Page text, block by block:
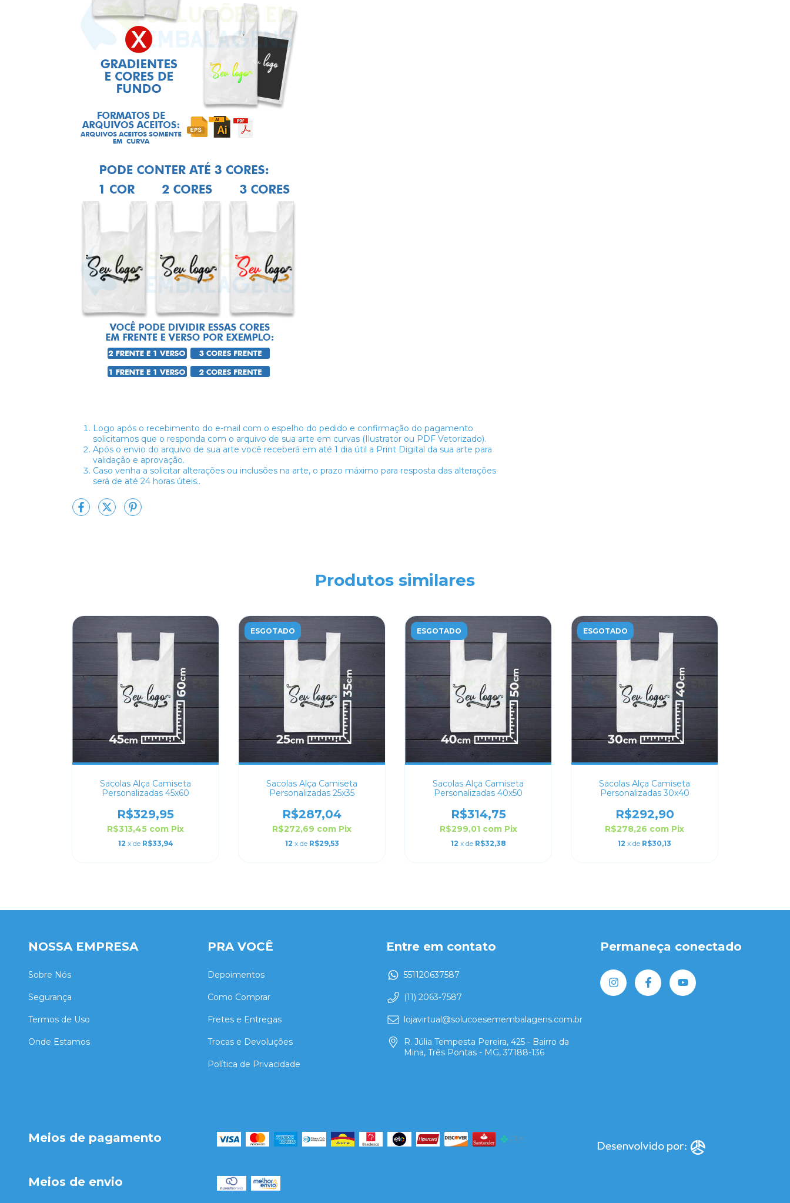
Logo após o recebimento do e-mail com o espelho do pedido e confirmação do pagamento
solicitamos que o responda com o arquivo de sua arte em curvas (Ilustrator ou PDF Vetorizado).
Após o envio do arquivo de sua arte você receberá em até 1 dia útil a Print Digital da sua arte para
validação e aprovação.
Caso venha a solicitar alterações ou inclusões na arte, o prazo máximo para resposta das alterações
será de até 24 horas úteis..
Produtos similares
Sacolas Alça Camiseta
Personalizadas 45x60
R$329,95
R$313,45 com Pix
12 x de R$33,94
ESGOTADO
Sacolas Alça Camiseta
Personalizadas 25x35
R$287,04
R$272,69 com Pix
12 x de R$29,53
ESGOTADO
Sacolas Alça Camiseta
Personalizadas 40x50
R$314,75
R$299,01 com Pix
12 x de R$32,38
ESGOTADO
Sacolas Alça Camiseta
Personalizadas 30x40
R$292,90
R$278,26 com Pix
12 x de R$30,13
NOSSA EMPRESA
Sobre Nós
Segurança
Termos de Uso
Onde Estamos
PRA VOCÊ
Depoimentos
Como Comprar
Fretes e Entregas
Trocas e Devoluções
Política de Privacidade
Entre em contato
551120637587
(11) 2063-7587
lojavirtual@solucoesemembalagens.com.br
R. Júlia Tempesta Pereira, 425 - Bairro da
Mina, Três Pontas - MG, 37188-136
Permaneça conectado
Meios de pagamento
Meios de envio